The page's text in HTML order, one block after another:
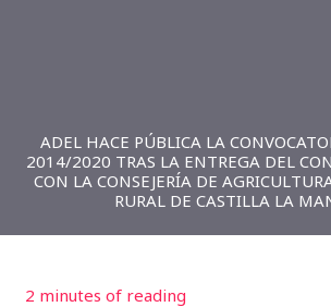
ADEL HACE PÚBLICA LA
2014/2020 TRAS LA ENTREGA DEL
CON LA CONSEJERÍA DE
RURAL DE CASTILLA LA
2 minutes of reading